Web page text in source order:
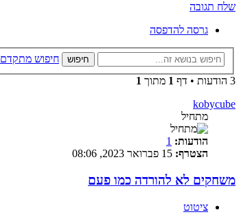
שלח תגובה
גרסה להדפסה
חיפוש
חיפוש מתקדם
3 הודעות • דף
1 מתוך 1
kobycube
מתחיל
הודעות: 1
הצטרף:
משחקים לא להורדה כמו פעם
ציטוט